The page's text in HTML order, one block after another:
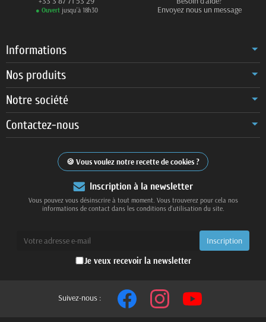
● Ouvertjusqu’à 18h30
Envoyez nous un message
Informations
Nos produits
Notre société
Contactez-nous
Vous voulez notre recette de cookies ?
Inscription à la newsletter
Vous pouvez vous désinscrire à tout moment. Vous trouverez pour cela nos
informations de contact dans les conditions d'utilisation du site.
Je veux recevoir la newsletter
Suivez-nous :